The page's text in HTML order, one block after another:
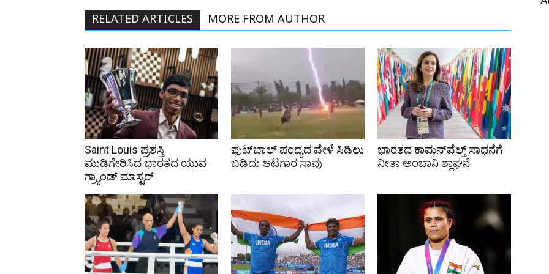
RELATED ARTICLES MORE FROM AUTHOR
Saint Louis ಪ್ರಶಸ್ತಿ
ಮುಡಿಗೇರಿಸಿದ ಭಾರತದ ಯುವ
ಗ್ರ್ಯಾಂಡ್ ಮಾಸ್ಟರ್
ಫುಟ್‌ಬಾಲ್ ಪಂದ್ಯದ ವೇಳೆ ಸಿಡಿಲು
ಬಡಿದು ಆಟಗಾರ ಸಾವು
ಭಾರತದ ಕಾಮನ್‌ವೆಲ್ತ್ ಸಾಧನೆಗೆ
ನೀತಾ ಅಂಬಾನಿ ಶ್ಲಾಘನೆ